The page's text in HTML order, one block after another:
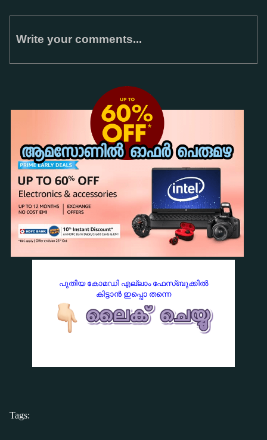
Write your comments...
പുതിയ കോമഡി എല്ലാം ഫേസ്ബുക്കില്‍
കിട്ടാന്‍ ഇപ്പൊ തന്നെ
Tags: